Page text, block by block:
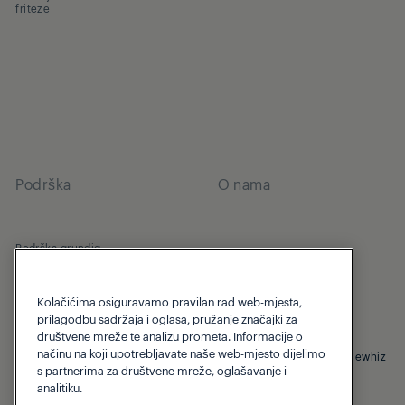
friteze
Podrška
Podrška grundig
O nama
© 2026 Grundig Privatnosti Pravila o kolačićima Homewhiz
Kolačićima osiguravamo pravilan rad web-mjesta,
prilagodbu sadržaja i oglasa, pružanje značajki za
društvene mreže te analizu prometa. Informacije o
načinu na koji upotrebljavate naše web-mjesto dijelimo
s partnerima za društvene mreže, oglašavanje i
analitiku.